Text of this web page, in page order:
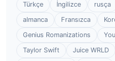
Türkçe İngilizce rusça
almanca
Fransızca
Genius Romanizations
Taylor Swift
Juice WRLD